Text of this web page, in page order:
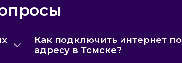
Как подключить интернет по
адресу в Томске?